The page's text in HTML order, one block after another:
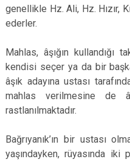
genellikle Hz. Ali, Hz. Hızır,
ederler.
Mahlas, âşığın kullandığı
kendisi seçer ya da bir
âşık adayına ustası
mahlas verilmesine de
rastlanılmaktadır.
Bağrıyanık’ın bir ustası
yaşındayken, rüyasında